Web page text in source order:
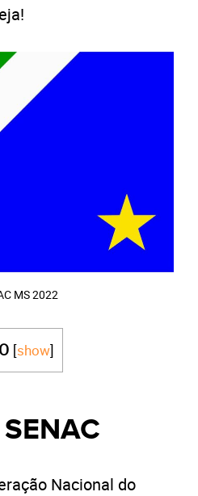
MS 2022
[show]
Nacional do